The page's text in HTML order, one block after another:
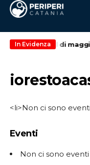
In Evidenza
weekend di
<li>Non ci sono
Eventi
Non ci sono eventi